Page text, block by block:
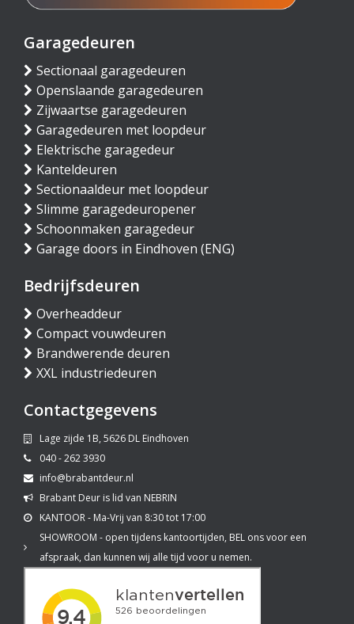
Garagedeuren
Sectionaal garagedeuren
Openslaande garagedeuren
Zijwaartse garagedeuren
Garagedeuren met loopdeur
Elektrische garagedeur
Kanteldeuren
Sectionaaldeur met loopdeur
Slimme garagedeuropener
Schoonmaken garagedeur
Garage doors in Eindhoven (ENG)
Bedrijfsdeuren
Overheaddeur
Compact vouwdeuren
Brandwerende deuren
XXL industriedeuren
Contactgegevens
Lage zijde 1B, 5626 DL Eindhoven
040 - 262 3930
info@brabantdeur.nl
Brabant Deur is lid van NEBRIN
KANTOOR - Ma-Vrij van 8:30 tot 17:00
SHOWROOM - open tijdens kantoortijden, BEL ons voor een
afspraak, dan kunnen wij alle tijd voor u nemen.